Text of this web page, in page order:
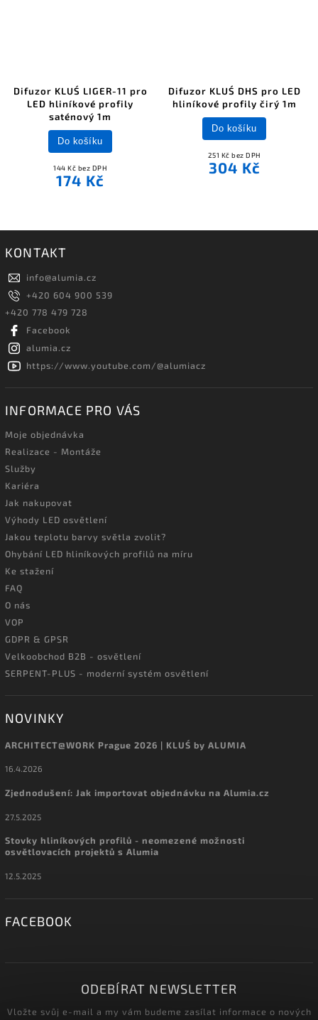
Difuzor KLUŚ LIGER-11 pro
LED hliníkové profily
saténový 1m
144 Kč bez DPH
174 Kč
Do košíku
Difuzor KLUŚ DHS pro LED
hliníkové profily čirý 1m
251 Kč bez DPH
304 Kč
Do košíku
KONTAKT
info@alumia.cz
+420 604 900 539
+420 778 479 728
Facebook
alumia.cz
https://www.youtube.com/@alumiacz
INFORMACE PRO VÁS
Moje objednávka
Realizace - Montáže
Služby
Kariéra
Jak nakupovat
Výhody LED osvětlení
Jakou teplotu barvy světla zvolit?
Ohybání LED hliníkových profilů na míru
Ke stažení
FAQ
O nás
VOP
GDPR & GPSR
Velkoobchod B2B - osvětlení
SERPENT-PLUS - moderní systém osvětlení
NOVINKY
ARCHITECT@WORK Prague 2026 | KLUŚ by ALUMIA
16.4.2026
Zjednodušení: Jak importovat objednávku na Alumia.cz
27.5.2025
Stovky hliníkových profilů - neomezené možnosti
osvětlovacích projektů s Alumia
12.5.2025
FACEBOOK
ODEBÍRAT NEWSLETTER
Vložte svůj e-mail a my vám budeme zasílat informace o nových